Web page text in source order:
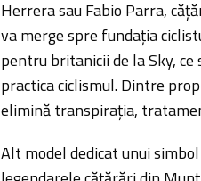
Herrera sau Fabio Parra,
va merge spre fundația
pentru britanicii de la Sky,
practica ciclismul. Dintre
elimină transpirația,
Alt model dedicat unui